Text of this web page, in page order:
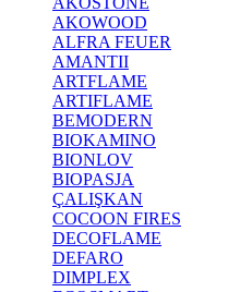
AKOWOOD
ALFRA FEUER
AMANTII
ARTFLAME
ARTIFLAME
BEMODERN
BIOKAMINO
BIONLOV
BIOPASJA
ÇALIŞKAN
COCOON FIRES
DECOFLAME
DEFARO
DIMPLEX